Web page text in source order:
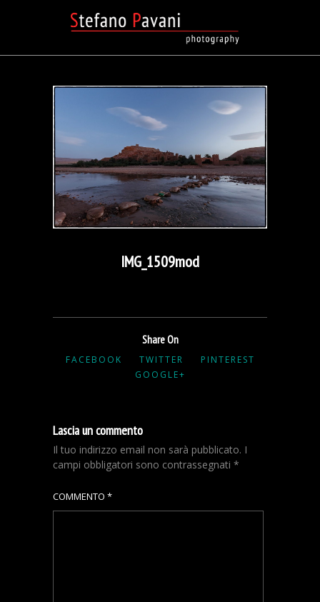
IMG_1509mod
Share On
FACEBOOK TWITTER
PINTEREST
GOOGLE+
Lascia un commento
Il tuo indirizzo email non sarà pubblicato. I
campi obbligatori sono contrassegnati *
COMMENTO *